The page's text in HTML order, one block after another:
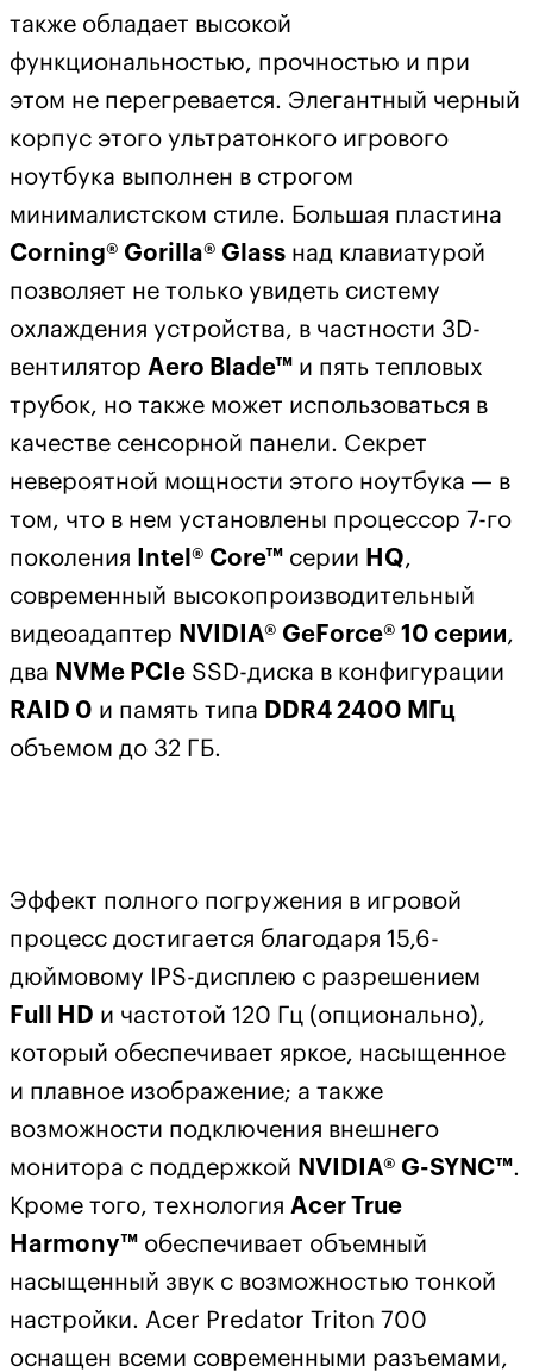
также обладает высокой
функциональностью, прочностью и при
этом не перегревается. Элегантный черный
корпус этого ультратонкого игрового
ноутбука выполнен в строгом
минималистском стиле. Большая пластина
Corning® Gorilla® Glass над клавиатурой
позволяет не только увидеть систему
охлаждения устройства, в частности 3D-
вентилятор Aero Blade™ и пять тепловых
трубок, но также может использоваться в
качестве сенсорной панели. Секрет
невероятной мощности этого ноутбука — в
том, что в нем установлены процессор 7-го
поколения
Intel® Core™ серии HQ,
современный высокопроизводительный
видеоадаптер NVIDIA® GeForce® 10 серии,
два NVMe PCIe SSD-диска в конфигурации
RAID 0 и память типа DDR4 2400 МГц
объемом до 32 ГБ.
Эффект полного погружения в игровой
процесс достигается благодаря 15,6-
дюймовому IPS-дисплею с разрешением
Full HD и частотой 120 Гц (опционально),
который обеспечивает яркое, насыщенное
и плавное изображение; а также
возможности подключения внешнего
монитора с поддержкой NVIDIA® G-SYNC™.
Кроме того, технология Acer True
Harmony™ обеспечивает объемный
насыщенный звук с возможностью тонкой
настройки. Acer Predator Triton 700
оснащен всеми современными разъемами,